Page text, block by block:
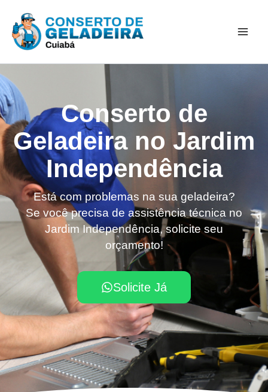
para
Conserto de
Geladeira no Jardim
Independência
Está com problemas na sua geladeira?
Se você precisa de assistência técnica no
Jardim Independência, solicite seu
orçamento!
Solicite Já